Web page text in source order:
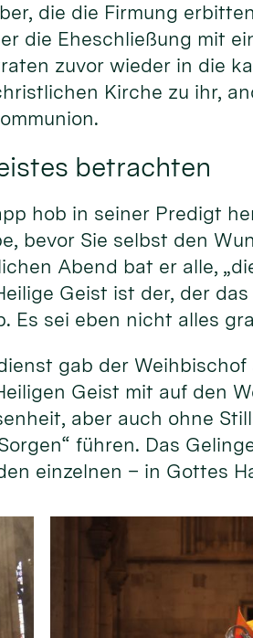
die die Firmung
die Eheschließung mit
zuvor wieder in die
Kirche zu ihr,
betrachten
hob in seiner Predigt
bevor Sie selbst den
Abend bat er alle,
Geist ist der, der
Es sei eben nicht alles
gab der Weihbischof
Geist mit auf den
aber auch ohne
führen. Das
einzelnen – in Gottes